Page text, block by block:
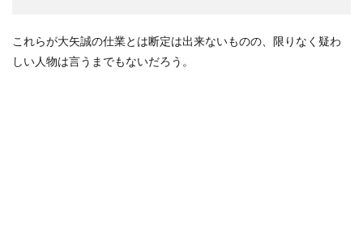
これらが大矢誠の仕業とは断定は出来ないものの、限りなく疑わ
しい人物は言うまでもないだろう。